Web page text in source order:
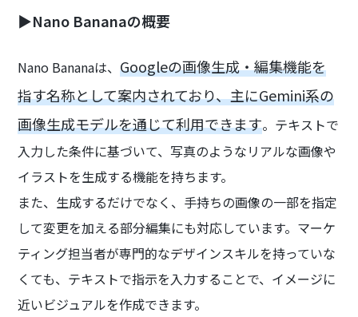
▶Nano Bananaの概要
Nano Bananaは、Googleの画像生成・編集機能を
指す名称として案内されており、主にGemini系の
画像生成モデルを通じて利用できます。テキストで
入力した条件に基づいて、写真のようなリアルな画像や
イラストを生成する機能を持ちます。
また、生成するだけでなく、手持ちの画像の一部を指定
して変更を加える部分編集にも対応しています。マーケ
ティング担当者が専門的なデザインスキルを持っていな
くても、テキストで指示を入力することで、イメージに
近いビジュアルを作成できます。